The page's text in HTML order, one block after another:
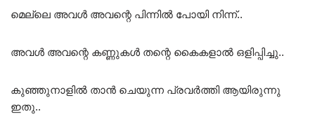
മെല്ലെ അവൾ അവന്റെ പിന്നിൽ പോയി നിന്ന്..
അവൾ അവന്റെ കണ്ണുകൾ തന്റെ കൈകളാൽ ഒളിപ്പിച്ചു..
കുഞ്ഞുനാളിൽ താൻ ചെയുന്ന പ്രവർത്തി ആയിരുന്നു
ഇതു..